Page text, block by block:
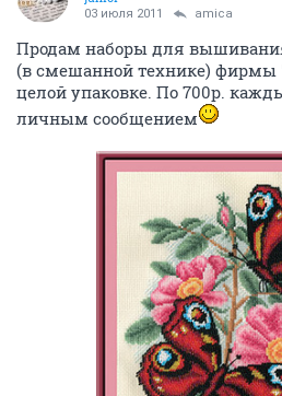
03 июля 2011 amica
Продам наборы для
(в смешанной технике) фирмы
целой упаковке. По 700р.
личным сообщением